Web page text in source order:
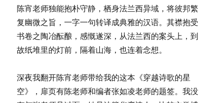
陈宵老师独能抱朴守静，栖身法兰西异域，将彼邦繁
复幽微之旨，一字一句转译成典雅的汉语。其襟抱受
书卷之陶冶酝酿，感慨遂深，从法兰西的案头上，到
故纸堆里的灯前，隔着山海，也连着念想。
深夜我翻开陈宵老师带给我的这本《穿越诗歌的星
空》，扉页有陈老师和编者张如凌老师的题签。我没